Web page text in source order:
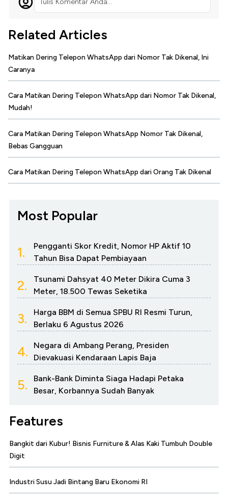
Tulis Komentar Anda...
Related Articles
Matikan Dering Telepon WhatsApp dari Nomor Tak Dikenal, Ini
Caranya
Cara Matikan Dering Telepon WhatsApp dari Nomor Tak Dikenal,
Mudah!
Cara Matikan Dering Telepon WhatsApp Nomor Tak Dikenal,
Bebas Gangguan
Cara Matikan Dering Telepon WhatsApp dari Orang Tak Dikenal
Most Popular
1.
Pengganti Skor Kredit, Nomor HP Aktif 10
Tahun Bisa Dapat Pembiayaan
2.
Tsunami Dahsyat 40 Meter Dikira Cuma 3
Meter, 18.500 Tewas Seketika
3.
Harga BBM di Semua SPBU RI Resmi Turun,
Berlaku 6 Agustus 2026
4.
Negara di Ambang Perang, Presiden
Dievakuasi Kendaraan Lapis Baja
5.
Bank-Bank Diminta Siaga Hadapi Petaka
Besar, Korbannya Sudah Banyak
Features
Bangkit dari Kubur! Bisnis Furniture & Alas Kaki Tumbuh Double
Digit
Industri Susu Jadi Bintang Baru Ekonomi RI